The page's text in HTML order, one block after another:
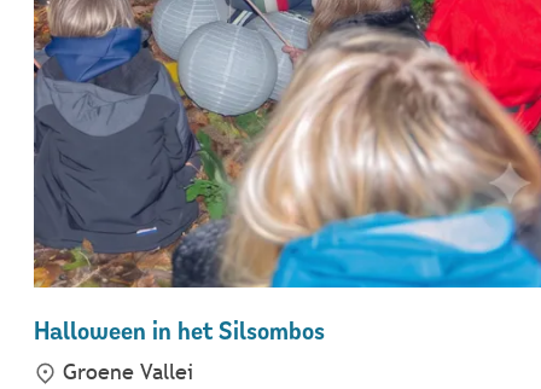
Halloween in het Silsombos
Groene Vallei